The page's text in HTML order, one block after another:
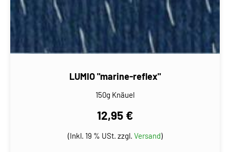
LUMIO "marine-reflex"
150g Knäuel
12,95 €
(Inkl. 19 % USt. zzgl. Versand)